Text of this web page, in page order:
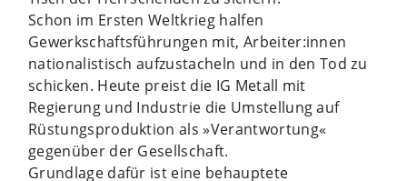
Schon im Ersten Weltkrieg halfen
Gewerkschaftsführungen mit, Arbeiter:innen
nationalistisch aufzustacheln und in den Tod zu
schicken. Heute preist die IG Metall mit
Regierung und Industrie die Umstellung auf
Rüstungsproduktion als »Verantwortung«
gegenüber der Gesellschaft.
Grundlage dafür ist eine behauptete